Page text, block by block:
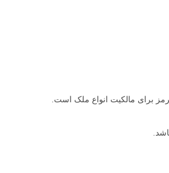
برای مالکیت انواع ملک است.